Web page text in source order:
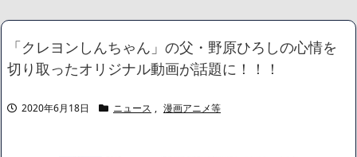
広末涼子さん、正気に戻ってしまい絶望する・・・「アカン、キ
ャリアがすべて終わった」
【悲報】サウナブーム終了のお知らせ 5年で｢ととのう客｣4割減
まう・・・
【数学】なんだよこの漫画www【注意】
「クレヨンしんちゃん」の父・野原ひろしの心情を
切り取ったオリジナル動画が話題に！！！
2020年6月18日 ニュース , 漫画アニメ等